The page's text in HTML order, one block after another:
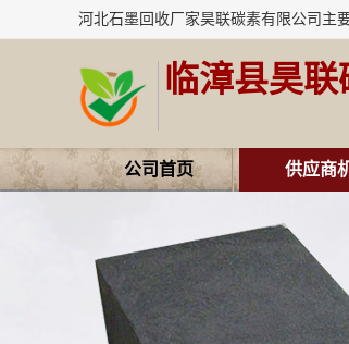
临漳县昊联
公司首页 供应商